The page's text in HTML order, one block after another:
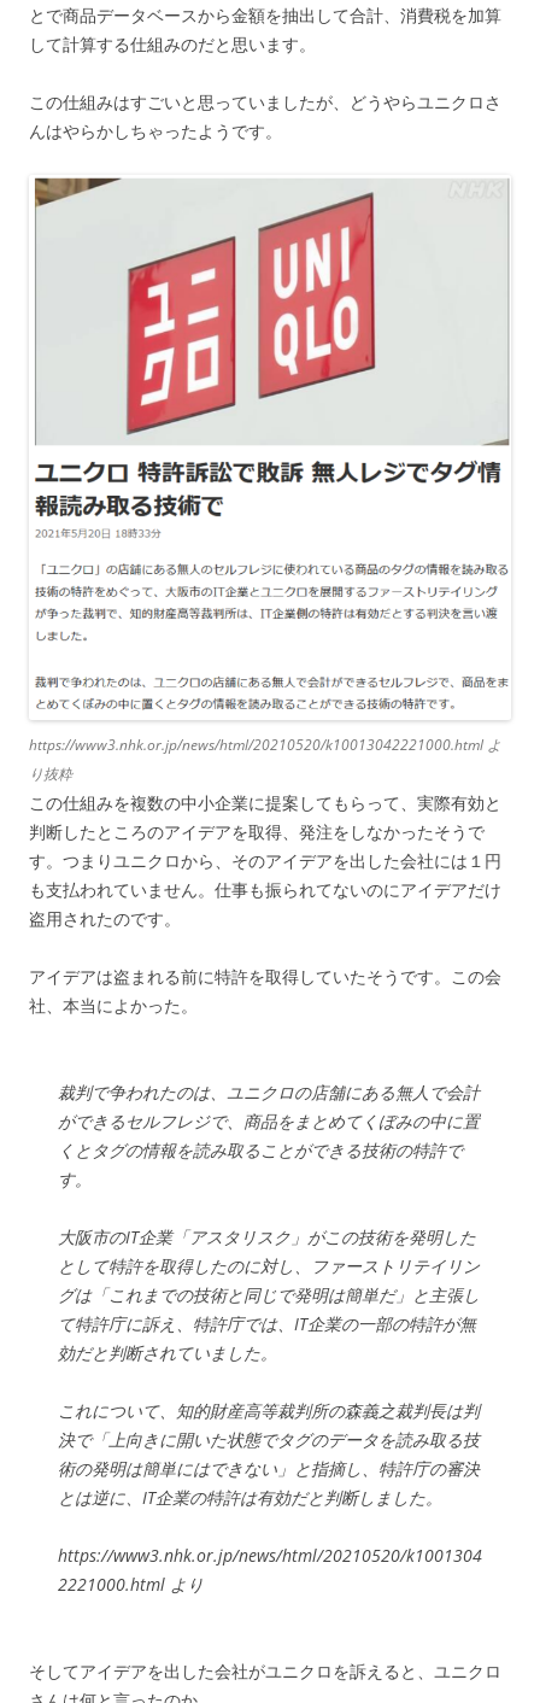
とで商品データベースから金額を抽出して合計、消費税を加算
して計算する仕組みのだと思います。
この仕組みはすごいと思っていましたが、どうやらユニクロさ
んはやらかしちゃったようです。
https://www3.nhk.or.jp/news/html/20210520/k10013042221000.html よ
り抜粋
この仕組みを複数の中小企業に提案してもらって、実際有効と
判断したところのアイデアを取得、発注をしなかったそうで
す。つまりユニクロから、そのアイデアを出した会社には１円
も支払われていません。仕事も振られてないのにアイデアだけ
盗用されたのです。
アイデアは盗まれる前に特許を取得していたそうです。この会
社、本当によかった。
裁判で争われたのは、ユニクロの店舗にある無人で会計
ができるセルフレジで、商品をまとめてくぼみの中に置
くとタグの情報を読み取ることができる技術の特許で
す。
大阪市のIT企業「アスタリスク」がこの技術を発明した
として特許を取得したのに対し、ファーストリテイリン
グは「これまでの技術と同じで発明は簡単だ」と主張し
て特許庁に訴え、特許庁では、IT企業の一部の特許が無
効だと判断されていました。
これについて、知的財産高等裁判所の森義之裁判長は判
決で「上向きに開いた状態でタグのデータを読み取る技
術の発明は簡単にはできない」と指摘し、特許庁の審決
とは逆に、IT企業の特許は有効だと判断しました。
https://www3.nhk.or.jp/news/html/20210520/k1001304
2221000.html より
そしてアイデアを出した会社がユニクロを訴えると、ユニクロ